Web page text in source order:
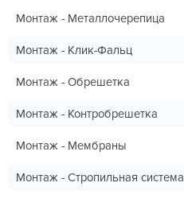
Монтаж - Металлочерепица
Монтаж - Клик-Фальц
Монтаж - Обрешетка
Монтаж - Контробрешетка
Монтаж - Мембраны
Монтаж - Стропильная система